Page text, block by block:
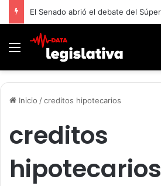
Menú
Inicio /creditos hipotecarios
creditos
hipotecarios